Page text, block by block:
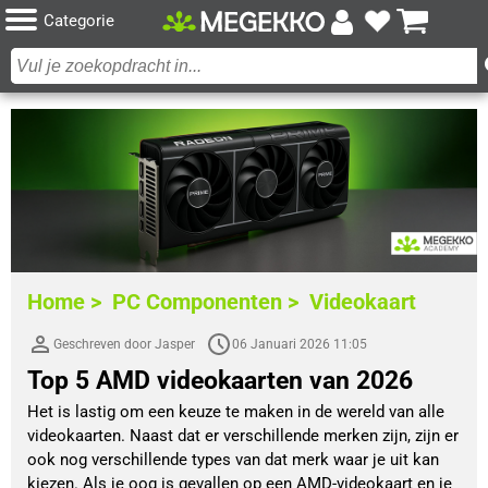
Categorie
Home > PC Componenten > Videokaart
Geschreven door Jasper 06 Januari 2026 11:05
Top 5 AMD videokaarten van 2026
Het is lastig om een keuze te maken in de wereld van alle
videokaarten. Naast dat er verschillende merken zijn, zijn er
ook nog verschillende types van dat merk waar je uit kan
kiezen. Als je oog is gevallen op een AMD-videokaart en je